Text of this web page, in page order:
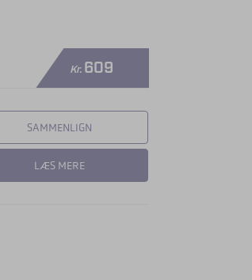
Kr. 609
SAMMENLIGN
LÆS MERE